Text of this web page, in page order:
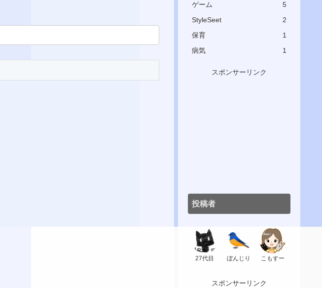
ゲーム
5
StyleSeet
2
保育
1
病気
1
スポンサーリンク
投稿者
27代目 ぼんじり こもすー
スポンサーリンク